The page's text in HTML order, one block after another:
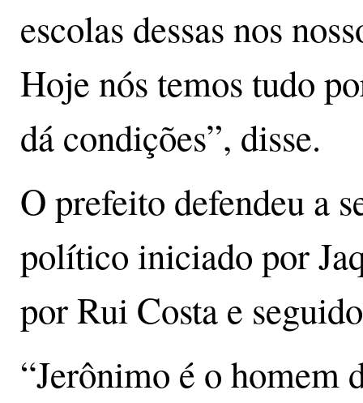
escolas dessas nos
Hoje nós temos tudo
dá condições”, disse.
O prefeito defendeu a
político iniciado por
por Rui Costa e
“Jerônimo é o homem